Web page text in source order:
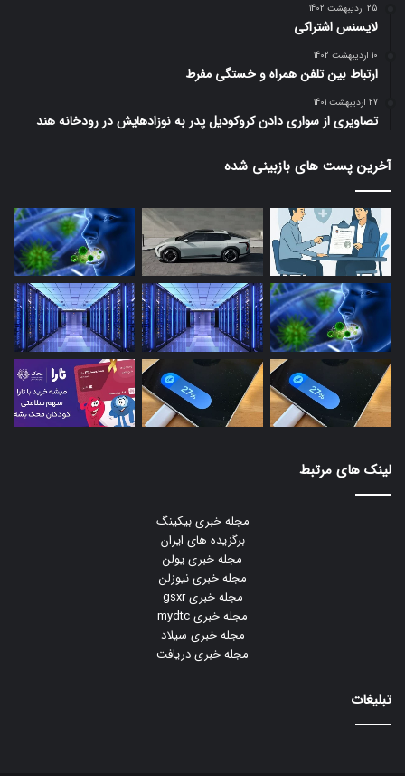
25 اردیبهشت 1402
لایسنس اشتراکی
10 اردیبهشت 1402
ارتباط بین تلفن همراه و خستگی مفرط
27 اردیبهشت 1401
تصاویری از سواری دادن کروکودیل پدر به نوزادهایش در رودخانه هند
آخرین پست های بازبینی شده
لینک های مرتبط
مجله خبری بیکینگ
برگزیده های ایران
مجله خبری یولن
مجله خبری نیوزلن
مجله خبری gsxr
مجله خبری mydtc
مجله خبری سیلاد
مجله خبری دریافت
تبلیغات